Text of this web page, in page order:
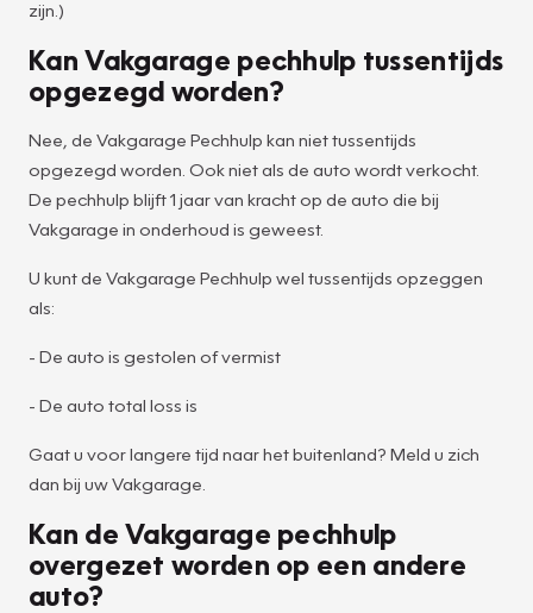
zijn.)
Kan Vakgarage pechhulp tussentijds
opgezegd worden?
Nee, de Vakgarage Pechhulp kan niet tussentijds
opgezegd worden. Ook niet als de auto wordt verkocht.
De pechhulp blijft 1 jaar van kracht op de auto die bij
Vakgarage in onderhoud is geweest.
U kunt de Vakgarage Pechhulp wel tussentijds opzeggen
als:
- De auto is gestolen of vermist
- De auto total loss is
Gaat u voor langere tijd naar het buitenland? Meld u zich
dan bij uw Vakgarage.
Kan de Vakgarage pechhulp
overgezet worden op een andere
auto?